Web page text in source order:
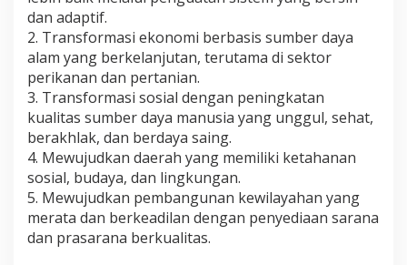
dan adaptif.
2. Transformasi ekonomi berbasis sumber daya
alam yang berkelanjutan, terutama di sektor
perikanan dan pertanian.
3. Transformasi sosial dengan peningkatan
kualitas sumber daya manusia yang unggul, sehat,
berakhlak, dan berdaya saing.
4. Mewujudkan daerah yang memiliki ketahanan
sosial, budaya, dan lingkungan.
5. Mewujudkan pembangunan kewilayahan yang
merata dan berkeadilan dengan penyediaan sarana
dan prasarana berkualitas.